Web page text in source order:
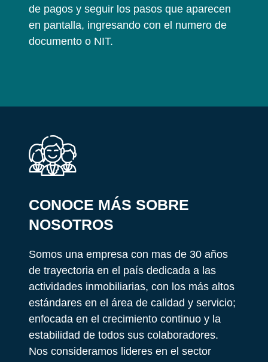
de pagos y seguir los pasos que aparecen
en pantalla, ingresando con el numero de
documento o NIT.
CONOCE MÁS SOBRE
NOSOTROS
Somos una empresa con mas de 30 años
de trayectoria en el país dedicada a las
actividades inmobiliarias, con los más altos
estándares en el área de calidad y servicio;
enfocada en el crecimiento continuo y la
estabilidad de todos sus colaboradores.
Nos consideramos lideres en el sector